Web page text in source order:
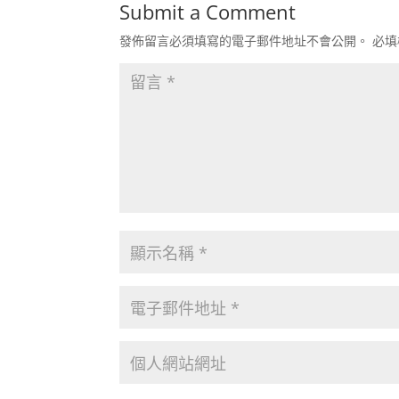
Submit a Comment
發佈留言必須填寫的電子郵件地址不會公開。 必